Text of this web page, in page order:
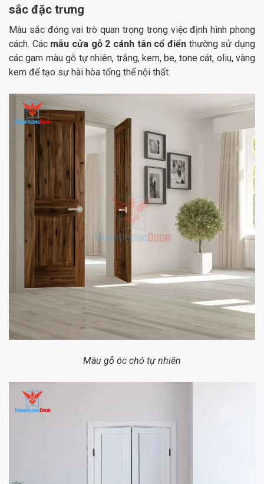
sắc đặc trưng
Màu sắc đóng vai trò quan trọng trong việc định hình phong
cách. Các mẫu cửa gỗ 2 cánh tân cổ điển thường sử dụng
các gam màu gỗ tự nhiên, trắng, kem, be, tone cát, oliu, vàng
kem để tạo sự hài hòa tổng thể nội thất.
Màu gỗ óc chó tự nhiên